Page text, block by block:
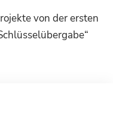
von der ersten